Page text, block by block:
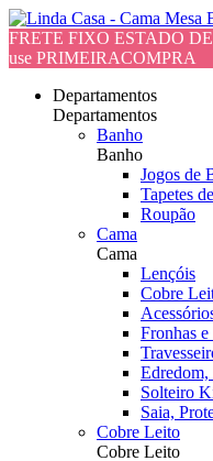
FRETE FIXO ESTADO DE
use PRIMEIRACOMPRA
Departamentos
Departamentos
Banho
Banho
Jogos de
Tapetes
Roupão
Cama
Cama
Lençóis
Cobre
Fronhas e
Edredom,
Solteiro
Saia,
Cobre Leito
Cobre Leito